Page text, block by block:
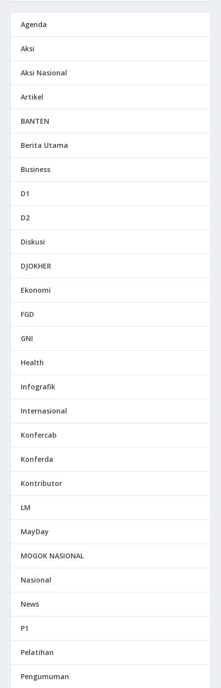
Agenda
Aksi
Aksi Nasional
Artikel
BANTEN
Berita Utama
Business
D1
D2
Diskusi
DJOKHER
Ekonomi
FGD
GNI
Health
Infografik
Internasional
Konfercab
Konferda
Kontributor
LM
MayDay
MOGOK NASIONAL
Nasional
News
P1
Pelatihan
Pengumuman